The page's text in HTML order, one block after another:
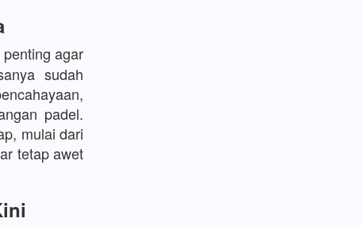
agar
sudah
padel.
mulai dari
tetap awet